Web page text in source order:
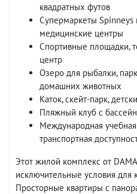
квадратных футов
Супермаркеты Spinneys
медицинские центры
Спортивные площадки,
центр
Озеро для рыбалки,
домашних животных
Каток, скейт-парк,
Пляжный клуб с
Международная
транспортная
Этот жилой комплекс от
исключительные условия для
Просторные квартиры с